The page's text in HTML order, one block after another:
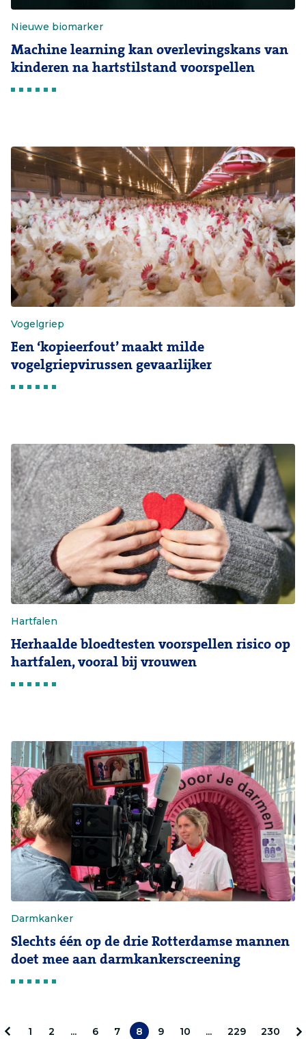
Nieuwe biomarker
Machine learning kan overlevingskans van
kinderen na hartstilstand voorspellen
Vogelgriep
Een ‘kopieerfout’ maakt milde
vogelgriepvirussen gevaarlijker
Hartfalen
Herhaalde bloedtesten voorspellen risico op
hartfalen, vooral bij vrouwen
Darmkanker
Slechts één op de drie Rotterdamse mannen
doet mee aan darmkankerscreening
1 2 ... 6 7 8 9 10 ... 229
230